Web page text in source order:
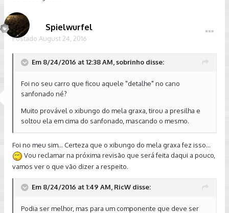
modelo Importados que seguem a recomendação de
revisão no site da Vw.
ml
Spielwurfel
Postado August 24, 2016
Em 8/24/2016 at 12:38 AM, sobrinho disse:
Foi no seu carro que ficou aquele "detalhe" no cano
sanfonado né?
Muito provável o xibungo do mela graxa, tirou a presilha e
soltou ela em cima do sanfonado, mascando o mesmo.
Foi no meu sim... Certeza que o xibungo do mela graxa fez isso...
Vou reclamar na próxima revisão que será feita daqui a pouco,
vamos ver o que vão dizer a respeito.
Em 8/24/2016 at 1:49 AM, RicW disse:
Podia ser melhor, mas para um componente que deve ser